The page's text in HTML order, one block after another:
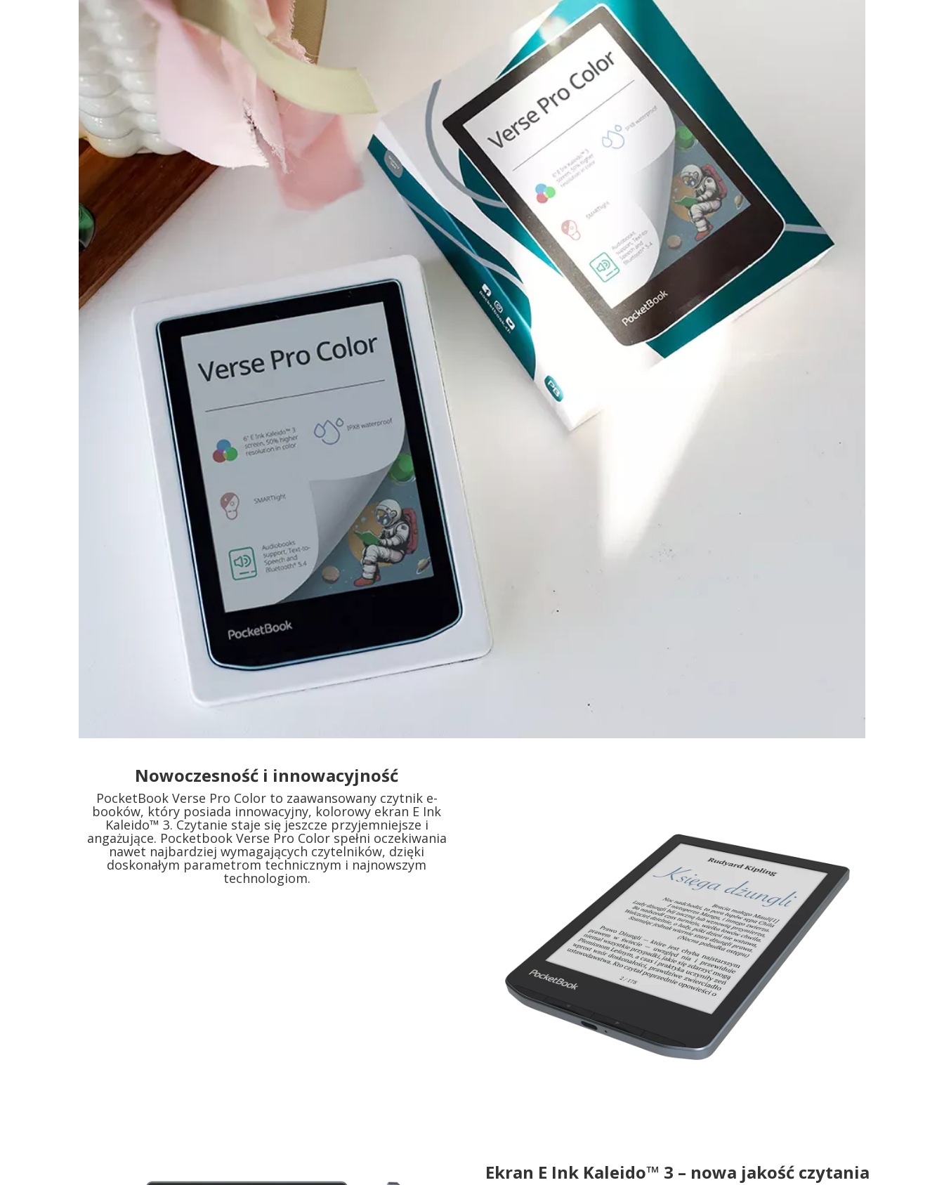
Nowoczesność i innowacyjność
PocketBook Verse Pro Color to zaawansowany czytnik e-
booków, który posiada innowacyjny, kolorowy ekran E Ink
Kaleido™ 3. Czytanie staje się jeszcze przyjemniejsze i
angażujące. Pocketbook Verse Pro Color spełni oczekiwania
nawet najbardziej wymagających czytelników, dzięki
doskonałym parametrom technicznym i najnowszym
technologiom.
Ekran E Ink Kaleido™ 3 – nowa jakość czytania